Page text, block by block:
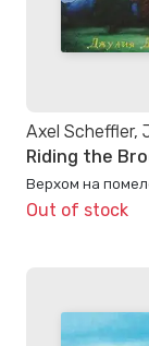
Axel Scheffler,
Riding the
Верхом на
Out of stock